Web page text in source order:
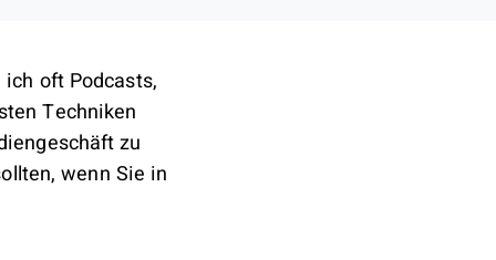
oft Podcasts,
Techniken
zu
wenn Sie in